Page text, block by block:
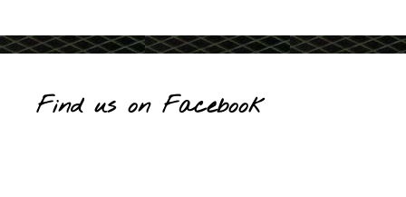
Find us on Facebook